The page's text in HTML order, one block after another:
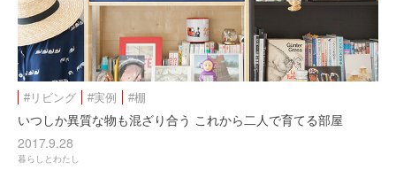
#リビング #実例 #棚
いつしか異質な物も混ざり合う これから二人で育てる部屋
2017.9.28
暮らしとわたし